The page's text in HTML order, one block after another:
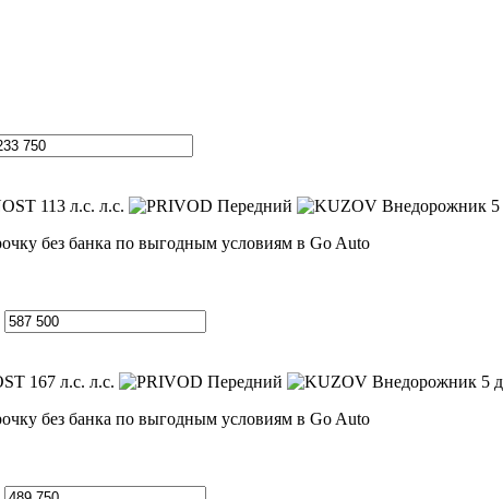
113 л.с. л.с. Передний Внедорожник 5
167 л.с. л.с. Передний Внедорожник 5